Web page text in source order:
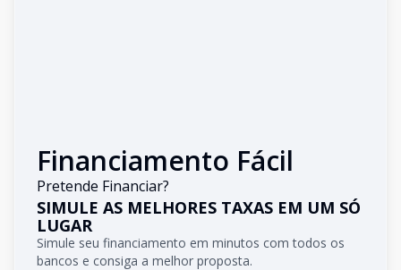
Financiamento Fácil
Pretende Financiar?
SIMULE AS MELHORES TAXAS EM UM SÓ
LUGAR
Simule seu financiamento em minutos com todos os
bancos e consiga a melhor proposta.